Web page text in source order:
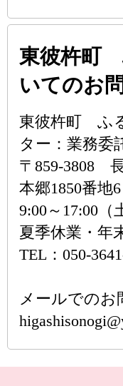
東彼杵町
いてのお
東彼杵町 ふ
ター：業務委
〒859-3808
本郷1850番地6
9:00～17:00（
夏季休業・年
TEL：050-
メールでのお